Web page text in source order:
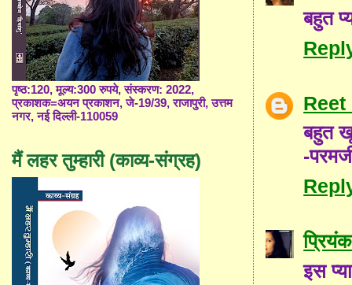
बहुत
बहुत
-
इस
पृष्ठ:120, मूल्य:300 रुपये, संस्करण: 2022,
प्रकाशक=अयन प्रकाशन, जे-19/39, राजापुरी, उत्तम
नगर, नई दिल्ली-110059
मैं लहर तुम्हारी (काव्य-संग्रह)